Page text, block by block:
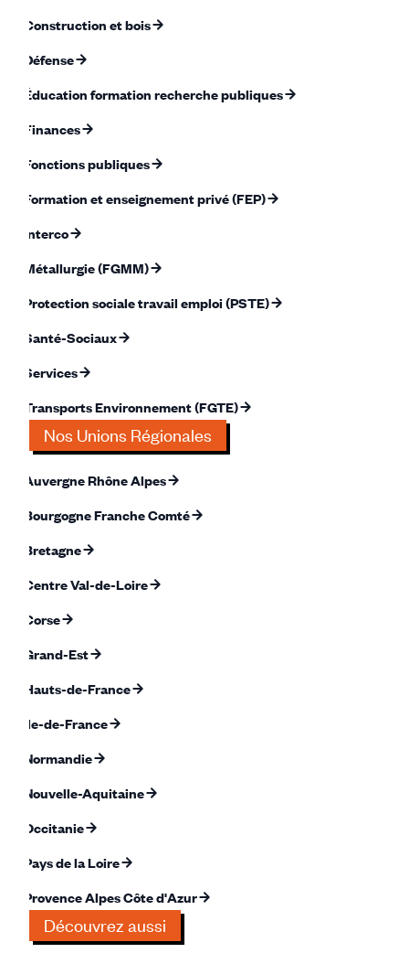
Construction et bois
Défense
Éducation formation recherche publiques
Finances
Fonctions publiques
Formation et enseignement privé (FEP)
Interco
Métallurgie (FGMM)
Protection sociale travail emploi (PSTE)
Santé-Sociaux
Services
Transports Environnement (FGTE)
Nos Unions Régionales
Auvergne Rhône Alpes
Bourgogne Franche Comté
Bretagne
Centre Val-de-Loire
Corse
Grand-Est
Hauts-de-France
Île-de-France
Normandie
Nouvelle-Aquitaine
Occitanie
Pays de la Loire
Provence Alpes Côte d'Azur
Découvrez aussi